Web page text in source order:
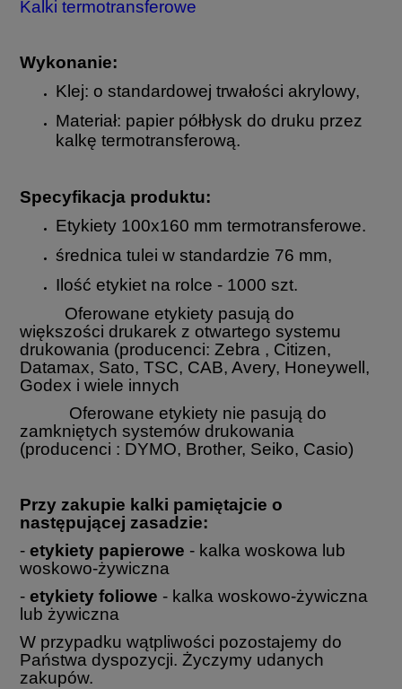
Kalki termotransferowe
Wykonanie:
Klej: o standardowej trwałości akrylowy,
Materiał: papier półbłysk do druku przez
kalkę termotransferową.
Specyfikacja produktu:
Etykiety 100x160 mm termotransferowe.
średnica tulei w standardzie 76 mm,
Ilość etykiet na rolce - 1000 szt.
Oferowane etykiety pasują do
większości drukarek z otwartego systemu
drukowania (producenci: Zebra , Citizen,
Datamax, Sato, TSC, CAB, Avery, Honeywell,
Godex i wiele innych
Oferowane etykiety nie pasują do
zamkniętych systemów drukowania
(producenci : DYMO, Brother, Seiko, Casio)
Przy zakupie kalki pamiętajcie o
następującej zasadzie:
- etykiety papierowe - kalka woskowa lub
woskowo-żywiczna
- etykiety foliowe - kalka woskowo-żywiczna
lub żywiczna
W przypadku wątpliwości pozostajemy do
Państwa dyspozycji. Życzymy udanych
zakupów.